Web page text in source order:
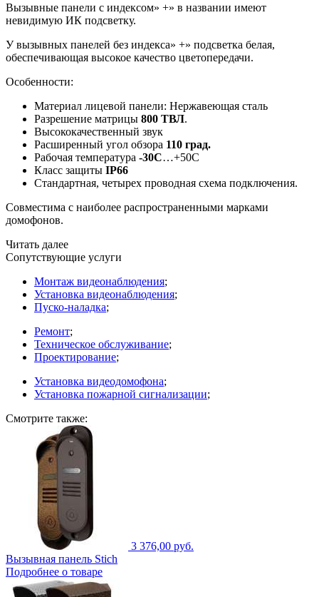
Вызывные панели с индексом» +» в названии имеют
невидимую ИК подсветку.
У вызывных панелей без индекса» +» подсветка белая,
обеспечивающая высокое качество цветопередачи.
Особенности:
Материал лицевой панели: Нержавеющая сталь
Разрешение матрицы 800 ТВЛ.
Высококачественный звук
Расширенный угол обзора 110 град.
Рабочая температура -30С…+50С
Класс защиты IP66
Стандартная, четырех проводная схема подключения.
Совместима с наиболее распространенными марками
домофонов.
Читать далее
Сопутствующие услуги
Монтаж видеонаблюдения;
Установка видеонаблюдения;
Пуско-наладка;
Ремонт;
Техническое обслуживание;
Проектирование;
Установка видеодомофона;
Установка пожарной сигнализации;
Смотрите также:
3 376,00 руб.
Вызывная панель Stich
Подробнее о товаре